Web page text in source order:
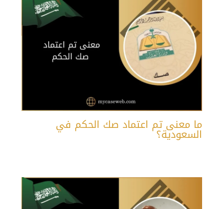
ما معنى تم اعتماد صك الحكم في
السعودية؟